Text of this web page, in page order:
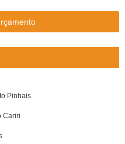
Pinhais
Cariri